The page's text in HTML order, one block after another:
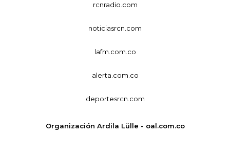
rcnradio.com
noticiasrcn.com
lafm.com.co
alerta.com.co
deportesrcn.com
Organización Ardila Lülle - oal.com.co